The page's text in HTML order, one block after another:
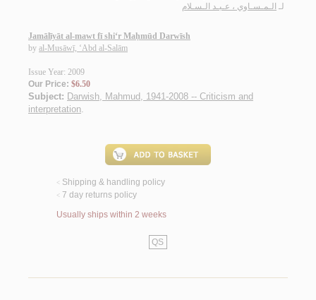
لـ الـمـسـاوي ، عـبـد الـسـلام
Jamālīyāt al-mawt fī shi‘r Maḥmūd Darwīsh
by al-Musāwī, ‘Abd al-Salām
Issue Year: 2009
Our Price: $6.50
Subject: Darwish, Mahmud, 1941-2008 -- Criticism and
interpretation.
< Shipping & handling policy
< 7 day returns policy
Usually ships within 2 weeks
QS